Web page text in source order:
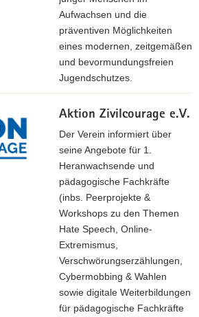
Aufwachsen und die
präventiven Möglichkeiten
eines modernen, zeitgemäßen
und bevormundungsfreien
Jugendschutzes.
Aktion Zivilcourage e.V.
Der Verein informiert über
seine Angebote für 1.
Heranwachsende und
pädagogische Fachkräfte
(inbs. Peerprojekte &
Workshops zu den Themen
Hate Speech, Online-
Extremismus,
Verschwörungserzählungen,
Cybermobbing & Wahlen
sowie digitale Weiterbildungen
für pädagogische Fachkräfte